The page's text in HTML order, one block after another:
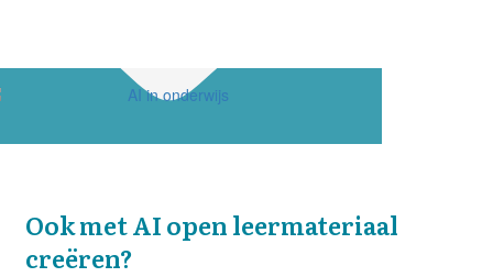
Ook met AI open leermateriaal
creëren?